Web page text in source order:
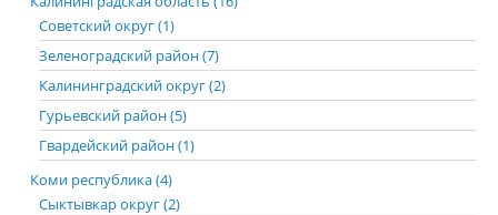
Советский округ (1)
Зеленоградский район (7)
Калининградский округ (2)
Гурьевский район (5)
Гвардейский район (1)
Коми республика (4)
Сыктывкар округ (2)